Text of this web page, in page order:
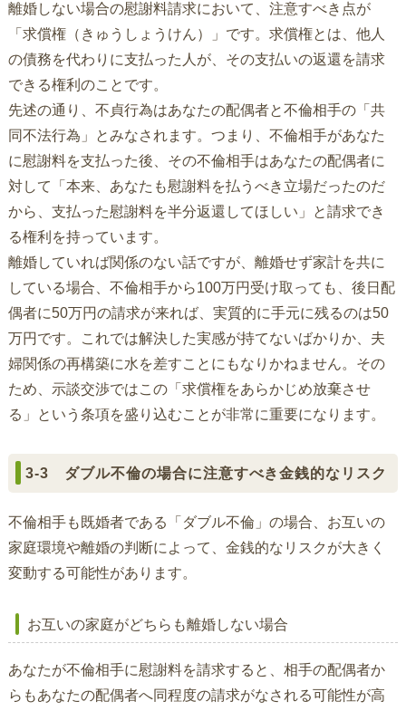
離婚しない場合の慰謝料請求において、注意すべき点が
「求償権（きゅうしょうけん）」です。求償権とは、他人
の債務を代わりに支払った人が、その支払いの返還を請求
できる権利のことです。
先述の通り、不貞行為はあなたの配偶者と不倫相手の「共
同不法行為」とみなされます。つまり、不倫相手があなた
に慰謝料を支払った後、その不倫相手はあなたの配偶者に
対して「本来、あなたも慰謝料を払うべき立場だったのだ
から、支払った慰謝料を半分返還してほしい」と請求でき
る権利を持っています。
離婚していれば関係のない話ですが、離婚せず家計を共に
している場合、不倫相手から100万円受け取っても、後日配
偶者に50万円の請求が来れば、実質的に手元に残るのは50
万円です。これでは解決した実感が持てないばかりか、夫
婦関係の再構築に水を差すことにもなりかねません。その
ため、示談交渉ではこの「求償権をあらかじめ放棄させ
る」という条項を盛り込むことが非常に重要になります。
3-3 ダブル不倫の場合に注意すべき金銭的なリスク
不倫相手も既婚者である「ダブル不倫」の場合、お互いの
家庭環境や離婚の判断によって、金銭的なリスクが大きく
変動する可能性があります。
お互いの家庭がどちらも離婚しない場合
あなたが不倫相手に慰謝料を請求すると、相手の配偶者か
らもあなたの配偶者へ同程度の請求がなされる可能性が高